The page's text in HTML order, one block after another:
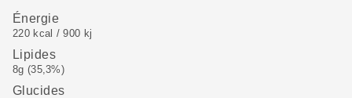
Énergie
220 kcal / 900 kj
Lipides
8g (35,3%)
Glucides